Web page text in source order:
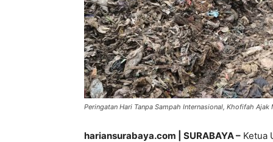
Peringatan Hari Tanpa Sampah Internasional, Khofifah
hariansurabaya.com | SURABAYA – Ketua